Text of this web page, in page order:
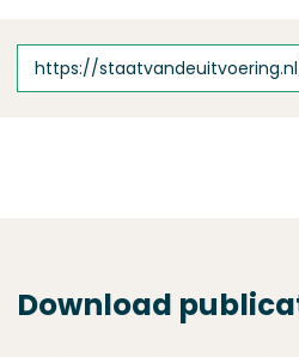
https://
Download